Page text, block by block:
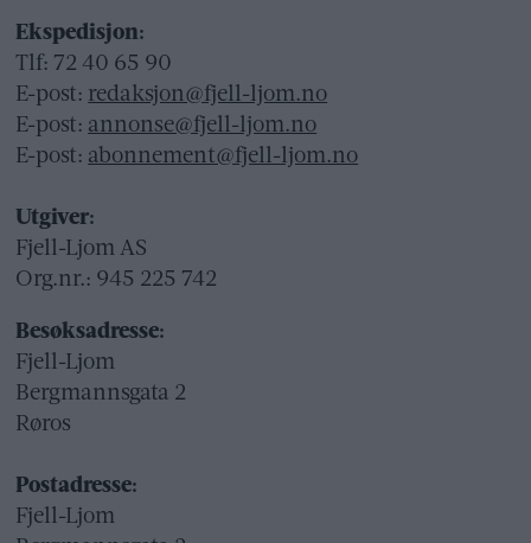
Ekspedisjon:
Tlf: 72 40 65 90
E-post: redaksjon@fjell-ljom.no
E-post: annonse@fjell-ljom.no
E-post: abonnement@fjell-ljom.no
Utgiver:
Fjell-Ljom AS
Org.nr.: 945 225 742
Besøksadresse:
Fjell-Ljom
Bergmannsgata 2
Røros
Postadresse:
Fjell-Ljom